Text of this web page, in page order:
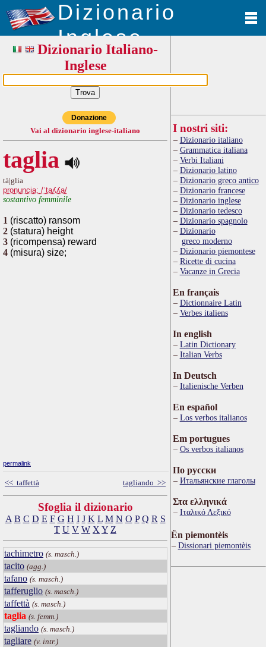
Dizionario
Inglese
Dizionario Italiano-
Inglese
Donazione
Vai al dizionario inglese-italiano
taglia
tà|glia
pronuncia: /ˈtaʎʎa/
sostantivo femminile
1 (riscatto) ransom
2 (statura) height
3 (ricompensa) reward
4 (misura) size;
permalink
<< taffettà tagliando >>
Sfoglia il dizionario
A B C D E F G H I J K L M N O P Q R S
T U V W X Y Z
tachimetro (s. masch.)
tacito (agg.)
tafano (s. masch.)
tafferuglio (s. masch.)
taffettà (s. masch.)
taglia (s. femm.)
tagliando (s. masch.)
tagliare (v. intr.)
I nostri siti:
Dizionario italiano
Grammatica italiana
Verbi Italiani
Dizionario latino
Dizionario greco antico
Dizionario francese
Dizionario inglese
Dizionario tedesco
Dizionario spagnolo
Dizionario
greco moderno
Dizionario piemontese
Ricette di cucina
Vacanze in Grecia
En français
Dictionnaire Latin
Verbes italiens
In english
Latin Dictionary
Italian Verbs
In Deutsch
Italienische Verben
En español
Los verbos italianos
Em portugues
Os verbos italianos
По русски
Итальянские глаголы
Στα ελληνικά
Ιταλικό Λεξικό
Ën piemontèis
Dissionari piemontèis